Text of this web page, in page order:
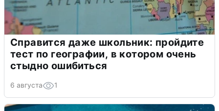
Справится даже школьник: пройдите
тест по географии, в котором очень
стыдно ошибиться
6 августа 1